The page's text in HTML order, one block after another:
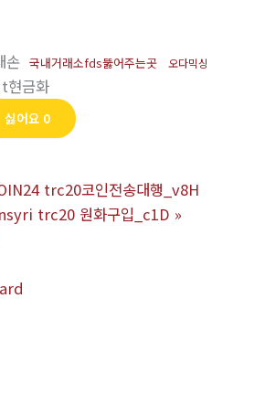
손 국내거래소fds뚫어주는곳 오다믹싱
현금화
싫어요 0
trc20코인전송대행_v8H
trc20 원화구입_c1D »